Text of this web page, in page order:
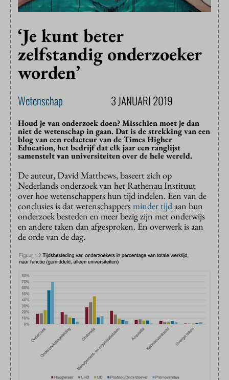
‘Je kunt beter
zelfstandig onderzoeker
worden’
Wetenschap 3 JANUARI 2019
Houd je van onderzoek doen? Misschien moet je dan
niet de wetenschap in gaan. Dat is de strekking van een
blog van een redacteur van de Times Higher
Education, het bedrijf dat elk jaar een ranglijst
samenstelt van universiteiten over de hele wereld.
De auteur, David Matthews, baseert zich op
Nederlands onderzoek van het Rathenau Instituut
over hoe wetenschappers hun tijd indelen. Een van de
conclusies is dat wetenschappersminder tijdaan hun
onderzoek besteden en meer bezig zijn met onderwijs
en andere taken dan afgesproken. En overwerk is aan
de orde van de dag.